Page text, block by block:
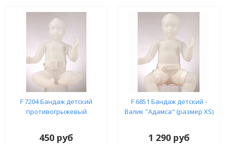
F 7204 Бандаж детский
противогрыжевый
450 руб
F 6851 Бандаж детский -
Валик "Адамса" (размер XS)
1 290 руб